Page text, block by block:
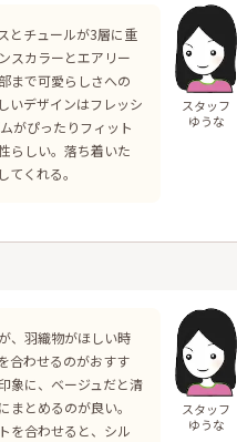
とチュールが3層に重
スカラーとエアリー
まで可愛らしさへの
いデザインはフレッシ
がぴったりフィット
らしい。落ち着いた
くれる。
スタッフ
ゆうな
、羽織物がほしい時
合わせるのがおすす
象に、ベージュだと清
とめるのが良い。
を合わせると、シル
スタッフ
ゆうな